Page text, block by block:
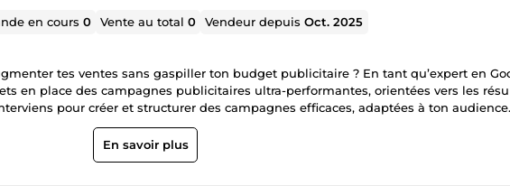
en cours0 Vente au total0 Vendeur depuisOct. 2025
tes ventes sans gaspiller ton budget publicitaire ? En tant qu’expert en
en place des campagnes publicitaires ultra-performantes, orientées vers les
pour créer et structurer des campagnes efficaces, adaptées à ton audience
de prospects et la conversion. Mon objectif est de réduire ton coût par
sur les canaux les plus pertinents. Grâce à une analyse fine des
audiences et les stratégies pour garantir un impact maximal. Que ce soit grâce à
En savoir plus